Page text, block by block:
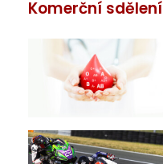
Komerční sdělení